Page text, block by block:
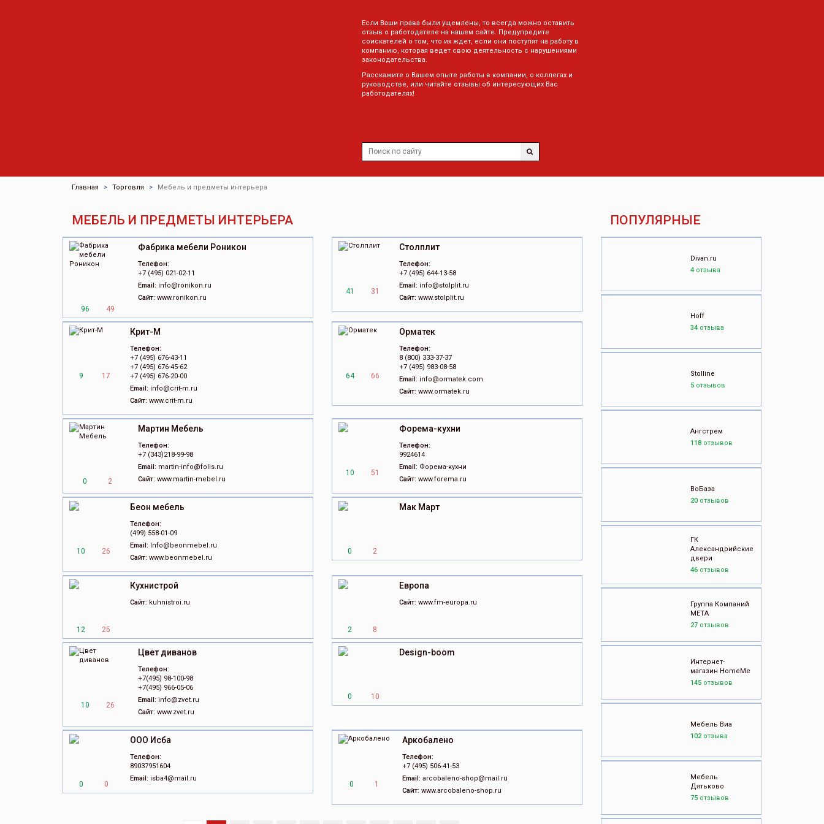
Если Ваши права были ущемлены, то всегда можно оставить
отзыв о работодателе на нашем сайте. Предупредите
соискателей о том, что их ждет, если они поступят на работу в
компанию, которая ведет свою деятельность с нарушениями
законодательства.
Расскажите о Вашем опыте работы в компании, о коллегах и
руководстве, или читайте отзывы об интересующих Вас
работодателях!
Главная Торговля Мебель и предметы интерьера
МЕБЕЛЬ И ПРЕДМЕТЫ ИНТЕРЬЕРА
96 49
Фабрика мебели Роникон
Телефон:
+7 (495) 021-02-11
Email: info@ronikon.ru
Сайт: www.ronikon.ru
41 31
Столплит
Телефон:
+7 (495) 644-13-58
Email: info@stolplit.ru
Сайт: www.stolplit.ru
9 17
Крит-М
Телефон:
+7 (495) 676-43-11
+7 (495) 676-45-62
+7 (495) 676-20-00
Email: info@crit-m.ru
Сайт: www.crit-m.ru
64 66
Орматек
Телефон:
8 (800) 333-37-37
+7 (495) 983-08-58
Email: info@ormatek.com
Сайт: www.ormatek.ru
0 2
Мартин Мебель
Телефон:
+7 (343)218-99-98
Email: martin-info@folis.ru
Сайт: www.martin-mebel.ru
10 51
Форема-кухни
Телефон:
9924614
Email: Форема-кухни
Сайт: www.forema.ru
10 26
Беон мебель
Телефон:
(499) 558-01-09
Email: Info@beonmebel.ru
Сайт: www.beonmebel.ru
0 2
Мак Март
12 25
Кухнистрой
Сайт: kuhnistroi.ru
2 8
Европа
Сайт: www.fm-europa.ru
10 26
Цвет диванов
Телефон:
+7(495) 98-100-98
+7(495) 966-05-06
Email: info@zvet.ru
Сайт: www.zvet.ru
0 10
Design-boom
0 0
ООО Исба
Телефон:
89037951604
Email: isba4@mail.ru
0 1
Аркобалено
Телефон:
+7 (495) 506-41-53
Email: arcobaleno-shop@mail.ru
Сайт: www.arcobaleno-shop.ru
ПОПУЛЯРНЫЕ
Divan.ru
4отзыва
Hoff
34отзыва
Stolline
5отзывов
Ангстрем
118отзывов
ВоБаза
20отзывов
ГК
Александрийские
двери
46отзывов
Группа Компаний
МЕТА
27отзывов
Интернет-
магазин HomeMe
145отзывов
Мебель Виа
102отзыва
Мебель
Дятьково
75отзывов